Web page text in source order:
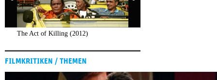
The Act of Killing (2012)
FILMKRITIKEN / THEMEN